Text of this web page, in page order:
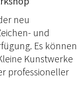
neu
und
Es können
Kunstwerke
professioneller